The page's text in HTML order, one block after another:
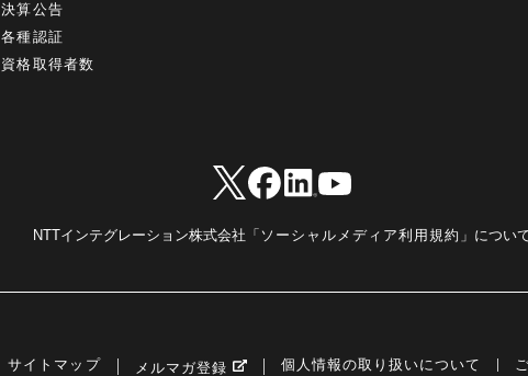
決算公告
各種認証
資格取得者数
NTTインテグレーション株式会社「 ソーシャルメディア利用規約 」につい
サイトマップ メルマガ登録 個人情報の取り扱いについて